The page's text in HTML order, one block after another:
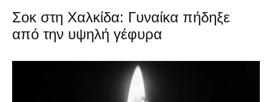
Σοκ στη Χαλκίδα: Γυναίκα πήδηξε
από την υψηλή γέφυρα